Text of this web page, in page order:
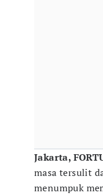
Jakarta,
masa tersulit
menumpuk